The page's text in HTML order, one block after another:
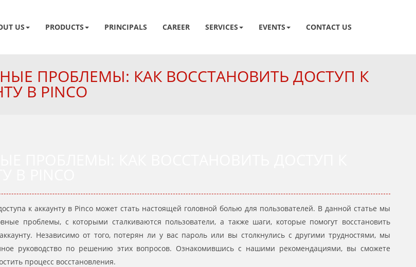
ПРОБЛЕМЫ: КАК ВОССТАНОВИТЬ ДОСТУП К
В PINCO
к аккаунту в Pinco может стать настоящей головной болью для пользователей. В данной статье мы
проблемы, с которыми сталкиваются пользователи, а также шаги, которые помогут восстановить
Независимо от того, потерян ли у вас пароль или вы столкнулись с другими трудностями, мы
руководство по решению этих вопросов. Ознакомившись с нашими рекомендациями, вы сможете
процесс восстановления.
US PRODUCTS PRINCIPALS CAREER SERVICES EVENTS CONTACT US